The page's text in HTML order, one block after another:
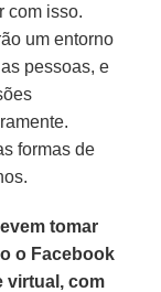
com isso.
um entorno
pessoas, e
formas de
tomar
o Facebook
virtual, com